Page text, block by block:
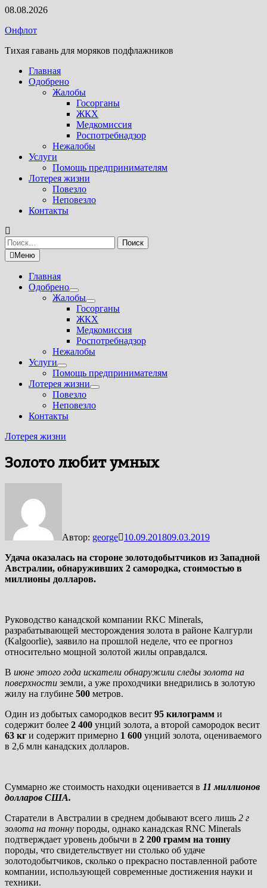
Перейти
содержимому
08.08.2026
Онфлот
Тихая гавань для моряков подфлажников
Главная
Одобрено
Жалобы
Госорганы
ЖКХ
Медкомиссия
Роспотребнадзор
Нежалобы
Услуги
Помощь предпринимателям
Лотерея жизни
Повезло
Неповезло
Контакты
Найти:
Меню
Главная
Одобрено
Показать
подменю
Жалобы
Показать
подменю
Госорганы
ЖКХ
Медкомиссия
Роспотребнадзор
Нежалобы
Услуги
Показать
подменю
Помощь предпринимателям
Лотерея жизни
Показать
Повезло
Неповезло
Контакты
Лотерея жизни
Золото любит умных
Автор: george 10.09.201809.03.2019
Удача оказалась на стороне золотодобытчиков из Западной
Австралии, обнаруживших 2 самородка, стоимостью в
миллионы долларов.
Руководство канадской компании RKC Minerals,
разрабатывающей месторождения золота в районе Калгурли
(Kalgoorlie), заявило на прошлой неделе, что ее прогноз
относительно мощной золотой жилы оправдался.
В июне этого года искатели обнаружили следы золота на
поверхности земли, а уже проходчики внедрились в золотую
жилу на глубине 500 метров.
Один из добытых самородков весит 95 килограмм и
содержит более 2 400 унций золота, а второй самородок весит
63 кг и содержит примерно 1 600 унций золота, оцениваемого
в 2,6 млн канадских долларов.
Суммарно же стоимость находки оценивается в 11 миллионов
долларов США.
Старатели в Австралии в среднем добывают всего лишь 2 г
золота на тонну породы, однако канадская RNC Minerals
подтверждает уровень добычи в 2 200 грамм на тонну
породы, что свидетельствует ни столько об удаче
золотодобытчиков, сколько о прекрасно поставленной работе
компании, использующей современные достижения науки и
техники.